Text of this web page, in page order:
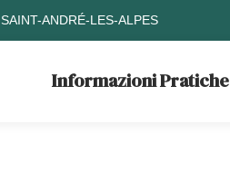
SAINT-ANDRÉ-LES-ALPES
Informazioni Pratiche